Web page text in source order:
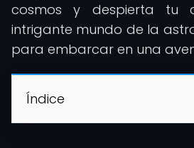
cosmos y despierta tu
intrigante mundo de la
para embarcar en una
Índice